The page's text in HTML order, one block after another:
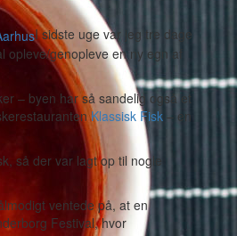
I sidste uge var jeg tre dage
opleve/genopleve en ny egn af
– byen har så sandelig også et
Klassisk Fisk – en
så der var lagt op til nogle
ventede på, at en
Festival, hvor